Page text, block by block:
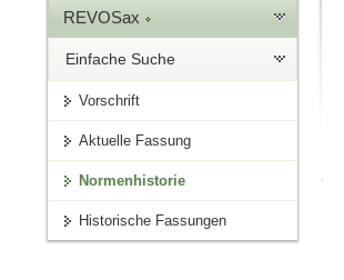
REVOSax
Einfache Suche
Vorschrift
Aktuelle Fassung
Normenhistorie
Historische Fassungen